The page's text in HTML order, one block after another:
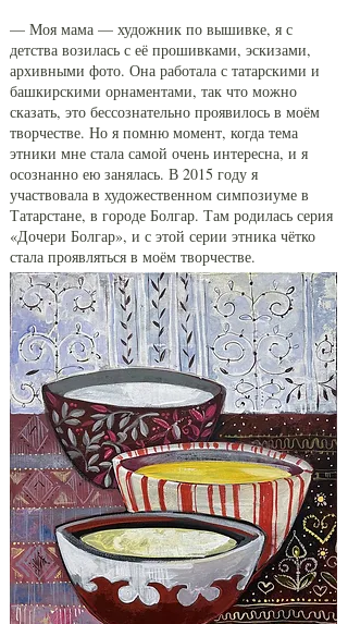
— Моя мама — художник по вышивке, я с
детства возилась с её прошивками, эскизами,
архивными фото. Она работала с татарскими и
башкирскими орнаментами, так что можно
сказать, это бессознательно проявилось в моём
творчестве. Но я помню момент, когда тема
этники мне стала самой очень интересна, и я
осознанно ею занялась. В 2015 году я
участвовала в художественном симпозиуме в
Татарстане, в городе Болгар. Там родилась серия
«Дочери Болгар», и с этой серии этника чётко
стала проявляться в моём творчестве.